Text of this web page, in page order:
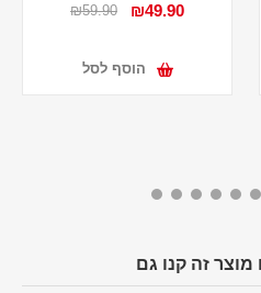
₪49.90
₪59.90
הוסף לסל
מוצר זה קנו גם